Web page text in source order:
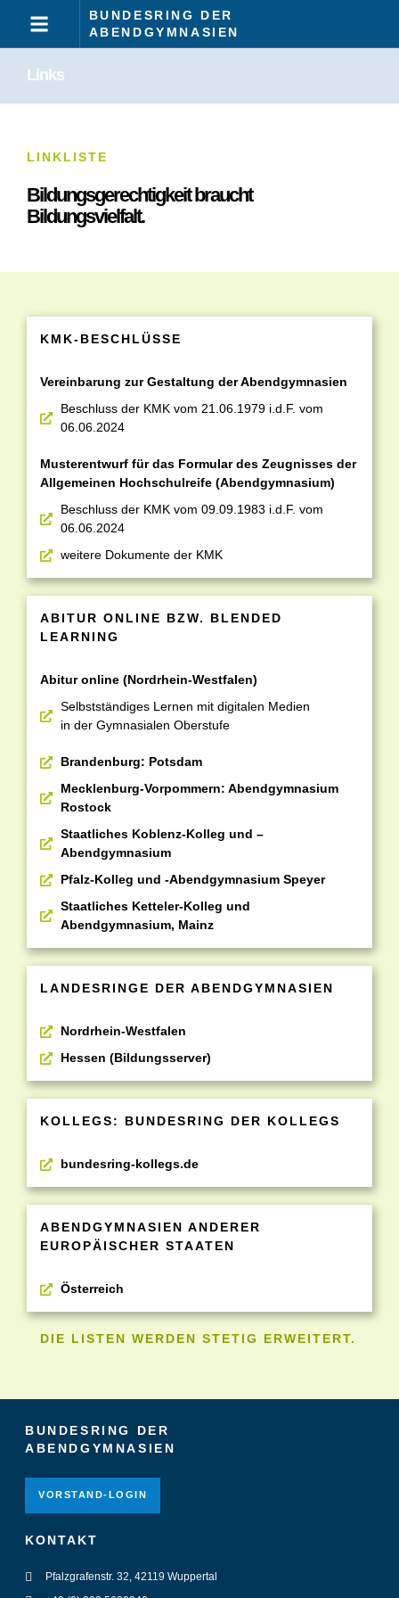
BUNDESRING DER
ABENDGYMNASIEN
Links
LINKLISTE
Bildungsgerechtigkeit braucht
Bildungsvielfalt.
KMK-BESCHLÜSSE
Vereinbarung zur Gestaltung der Abendgymnasien
Beschluss der KMK vom 21.06.1979 i.d.F. vom
06.06.2024
Musterentwurf für das Formular des Zeugnisses der
Allgemeinen Hochschulreife (Abendgymnasium)
Beschluss der KMK vom 09.09.1983 i.d.F. vom
06.06.2024
weitere Dokumente der KMK
ABITUR ONLINE BZW. BLENDED
LEARNING
Abitur online (Nordrhein-Westfalen)
Selbstständiges Lernen mit digitalen Medien
in der Gymnasialen Oberstufe
Brandenburg: Potsdam
Mecklenburg-Vorpommern: Abendgymnasium
Rostock
Staatliches Koblenz-Kolleg und –
Abendgymnasium
Pfalz-Kolleg und -Abendgymnasium Speyer
Staatliches Ketteler-Kolleg und
Abendgymnasium, Mainz
LANDESRINGE DER ABENDGYMNASIEN
Nordrhein-Westfalen
Hessen (Bildungsserver)
KOLLEGS: BUNDESRING DER KOLLEGS
bundesring-kollegs.de
ABENDGYMNASIEN ANDERER
EUROPÄISCHER STAATEN
Österreich
DIE LISTEN WERDEN STETIG ERWEITERT.
BUNDESRING DER
ABENDGYMNASIEN
VORSTAND-LOGIN
KONTAKT
Pfalzgrafenstr. 32, 42119 Wuppertal